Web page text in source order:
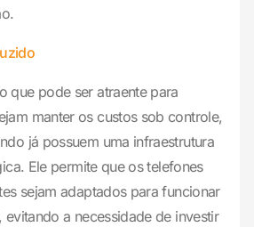
que pode ser atraente para
manter os custos sob controle,
já possuem uma infraestrutura
Ele permite que os telefones
sejam adaptados para funcionar
evitando a necessidade de investir